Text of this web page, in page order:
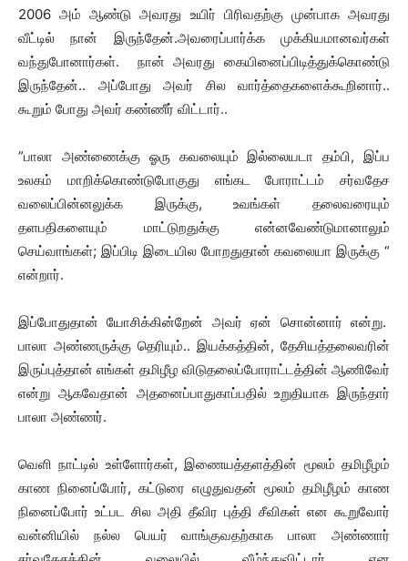
2006 அம் ஆண்டு அவரது உயிர் பிரிவதற்கு முன்பாக அவரது
வீட்டில் நான் இருந்தேன்.அவரைப்பார்க்க முக்கியமானவர்கள்
வந்துபோனார்கள். நான் அவரது கையினைப்பிடித்துக்கொண்டு
இருந்தேன்.. அப்போது அவர் சில வார்த்தைகளைக்கூறினார்..
கூறும் போது அவர் கண்ணீர் விட்டார்..
”பாலா அண்ணைக்கு ஓரு கவலையும் இல்லையடா தம்பி, இப்ப
உலகம் மாறிக்கொண்டுபோகுது எங்கட போராட்டம் சர்வதேச
வலைப்பின்னலுக்க இருக்கு, உவங்கள் தலைவரையும்
தளபதிகளையும் மாட்டுறதுக்கு என்னவேண்டுமானாலும்
செய்வாங்கள்; இப்பிடி இடையில போறதுதான் கவலையா இருக்கு “
என்றார்.
இப்போதுதான் யோசிக்கின்றேன் அவர் ஏன் சொன்னார் என்று.
பாலா அண்ணருக்கு தெரியும்.. இயக்கத்தின், தேசியத்தலைவரின்
இருப்புத்தான் எங்கள் தமிழீழ விடுதலைப்போராட்டத்தின் ஆணிவேர்
என்று ஆகவேதான் அதனைப்பாதுகாப்பதில் உறுதியாக இருந்தார்
பாலா அண்ணர்.
வெளி நாட்டில் உள்ளோர்கள், இணையத்தளத்தின் மூலம் தமிழீழம்
காண நினைப்போர், கட்டுரை எழுதுவதன் மூலம் தமிழீழம் காண
நினைப்போர் உட்பட சில அதி தீவிர புத்தி சீவிகள் என கூறுவோர்
வன்னியில் நல்ல பெயர் வாங்குவதற்காக பாலா அண்ணார்